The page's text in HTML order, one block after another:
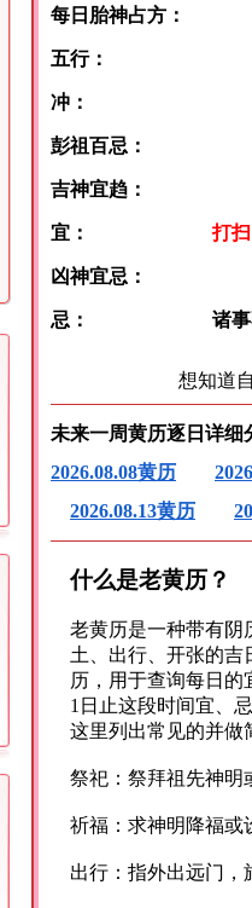
每日胎神占方：
五行：
冲：
彭祖百忌：
吉神宜趋：
宜： 打
凶神宜忌：
忌： 诸
想知道
未来一周黄历逐日详细
2026.08.08黄历
2026.08.13黄历
什么是老黄历？
老黄历是一种带有阴
土、出行、开张的吉
历，用于查询每日的
1日止这段时间宜、
这里列出常见的并做
祭祀：祭拜祖先神明
祈福：求神明降福或
出行：指外出远门，